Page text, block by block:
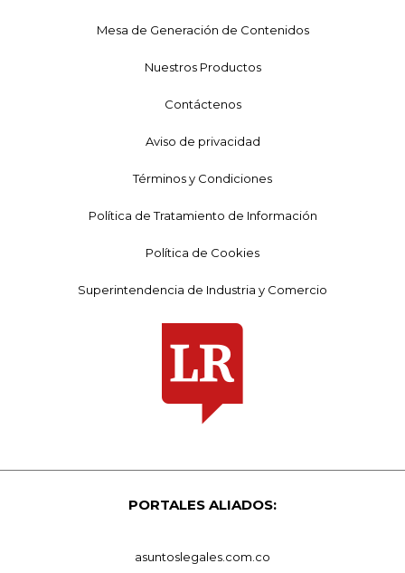
Mesa de Generación de Contenidos
Nuestros Productos
Contáctenos
Aviso de privacidad
Términos y Condiciones
Política de Tratamiento de Información
Política de Cookies
Superintendencia de Industria y Comercio
PORTALES ALIADOS:
asuntoslegales.com.co